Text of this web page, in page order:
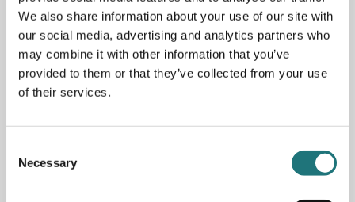
We also share information about your use of our site with
our social media, advertising and analytics partners who
may combine it with other information that you’ve
provided to them or that they’ve collected from your use
of their services.
Selection
Necessary
Mått: 33,5x18 cm (DxH), diamter fäste: 9 cm
Ljuskälla: E14-sockel, 1x20W
PRODUKTBESKRIVNING
riktningsbestämt ljus. Armaturhuvudets karakteristiska design
formar ljuset och det vippbara armaturhuvudet bidrar till att optimera